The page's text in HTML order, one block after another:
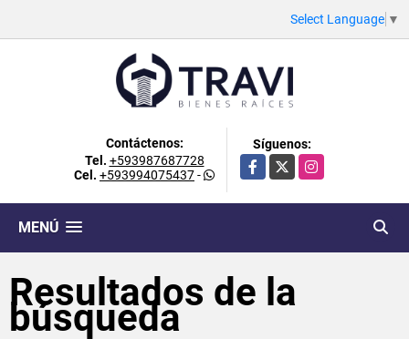
Select Language ▼
Contáctenos:
Tel. +593987687728
Cel. +593994075437-
Síguenos:
Facebook
X Instagram
MENÚ
Resultados de la
búsqueda